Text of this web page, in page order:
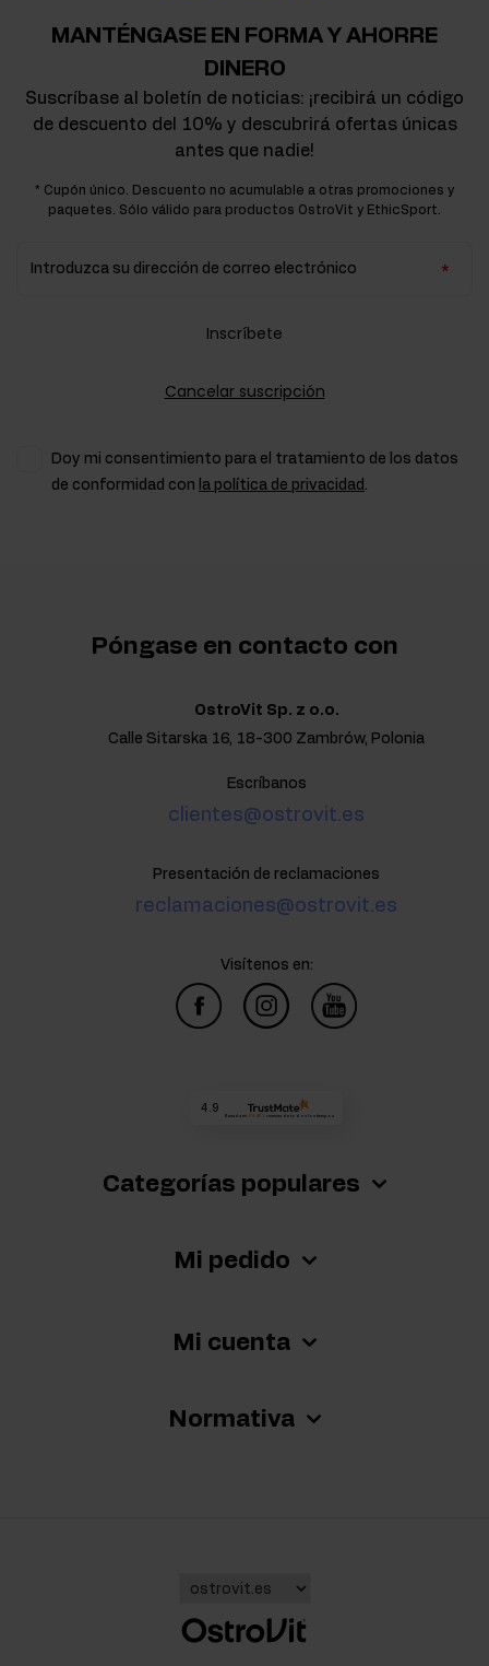
MANTÉNGASE EN FORMA Y AHORRE
DINERO
Suscríbase al boletín de noticias: ¡recibirá un código
de descuento del 10% y descubrirá ofertas únicas
antes que nadie!
* Cupón único. Descuento no acumulable a otras promociones y
paquetes. Sólo válido para productos OstroVit y EthicSport.
Introduzca su dirección de correo electrónico
Inscríbete
Cancelar suscripción
Doy mi consentimiento para el tratamiento de los datos
de conformidad con la política de privacidad .
Categorías populares
Mi pedido
Mi cuenta
Normativa
Póngase en contacto con
OstroVit Sp. z o.o.
Calle Sitarska 16, 18-300 Zambrów, Polonia
Escríbanos
clientes@ostrovit.es
Presentación de reclamaciones
reclamaciones@ostrovit.es
Visítenos en:
4.9
Basada en 68 463 reseñas de todos los tiempos